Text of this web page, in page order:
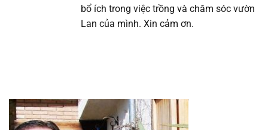
bổ ích trong việc trồng và chăm sóc vườn
Lan của mình. Xin cảm ơn.